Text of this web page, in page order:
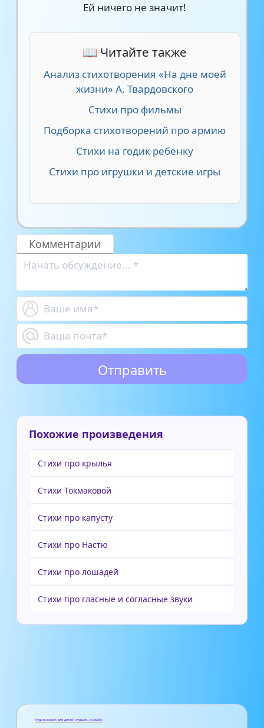
Ей ничего не значит!
📖 Читайте также
Анализ стихотворения «На дне моей
жизни» А. Твардовского
Стихи про фильмы
Подборка стихотворений про армию
Стихи на годик ребенку
Стихи про игрушки и детские игры
Комментарии
Похожие произведения
Стихи про крылья
Стихи Токмаковой
Стихи про капусту
Стихи про Настю
Стихи про лошадей
Стихи про гласные и согласные звуки
Аудиосказки для детей слушать онлайн